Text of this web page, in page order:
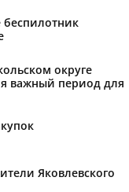
округе
важный период для
Яковлевского